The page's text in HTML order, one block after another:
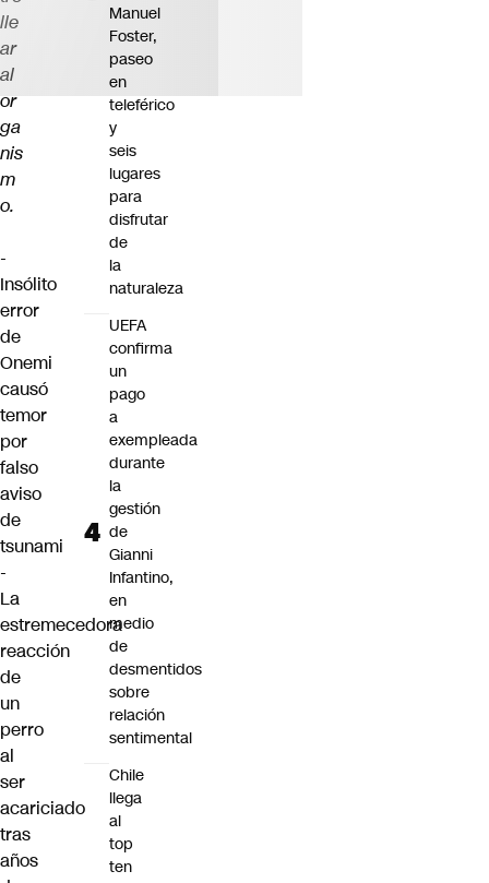
lle
ar
al
or
ga
nis
m
o.
-
Insólito
error
de
Onemi
causó
temor
por
falso
aviso
de
tsunami
-
La
estremecedora
reacción
de
un
perro
al
ser
acariciado
tras
años
Manuel
Foster,
paseo
en
teleférico
y
seis
lugares
para
disfrutar
de
la
naturaleza
UEFA
confirma
un
pago
a
exempleada
durante
la
gestión
de
Gianni
Infantino,
en
medio
de
desmentidos
sobre
relación
sentimental
Chile
llega
al
top
ten